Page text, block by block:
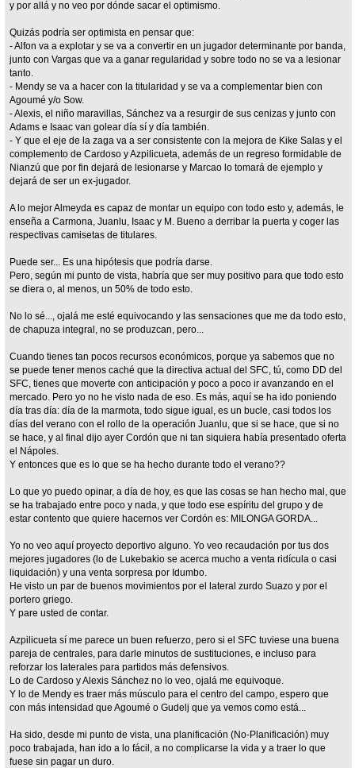
y por allá y no veo por dónde sacar el optimismo.
Quizás podría ser optimista en pensar que:
- Alfon va a explotar y se va a convertir en un jugador determinante por banda,
junto con Vargas que va a ganar regularidad y sobre todo no se va a lesionar
tanto.
- Mendy se va a hacer con la titularidad y se va a complementar bien con
Agoumé y/o Sow.
- Alexis, el niño maravillas, Sánchez va a resurgir de sus cenizas y junto con
Adams e Isaac van golear día sí y día también.
- Y que el eje de la zaga va a ser consistente con la mejora de Kike Salas y el
complemento de Cardoso y Azpilicueta, además de un regreso formidable de
Nianzú que por fin dejará de lesionarse y Marcao lo tomará de ejemplo y
dejará de ser un ex-jugador.
A lo mejor Almeyda es capaz de montar un equipo con todo esto y, además, le
enseña a Carmona, Juanlu, Isaac y M. Bueno a derribar la puerta y coger las
respectivas camisetas de titulares.
Puede ser... Es una hipótesis que podría darse.
Pero, según mi punto de vista, habría que ser muy positivo para que todo esto
se diera o, al menos, un 50% de todo esto.
No lo sé..., ojalá me esté equivocando y las sensaciones que me da todo esto,
de chapuza integral, no se produzcan, pero...
Cuando tienes tan pocos recursos económicos, porque ya sabemos que no
se puede tener menos caché que la directiva actual del SFC, tú, como DD del
SFC, tienes que moverte con anticipación y poco a poco ir avanzando en el
mercado. Pero yo no he visto nada de eso. Es más, aquí se ha ido poniendo
día tras día: día de la marmota, todo sigue igual, es un bucle, casi todos los
días del verano con el rollo de la operación Juanlu, que si se hace, que si no
se hace, y al final dijo ayer Cordón que ni tan siquiera había presentado oferta
el Nápoles.
Y entonces que es lo que se ha hecho durante todo el verano??
Lo que yo puedo opinar, a día de hoy, es que las cosas se han hecho mal, que
se ha trabajado entre poco y nada, y que todo ese espíritu del grupo y de
estar contento que quiere hacernos ver Cordón es: MILONGA GORDA...
Yo no veo aquí proyecto deportivo alguno. Yo veo recaudación por tus dos
mejores jugadores (lo de Lukebakio se acerca mucho a venta ridícula o casi
liquidación) y una venta sorpresa por Idumbo.
He visto un par de buenos movimientos por el lateral zurdo Suazo y por el
portero griego.
Y pare usted de contar.
Azpilicueta sí me parece un buen refuerzo, pero si el SFC tuviese una buena
pareja de centrales, para darle minutos de sustituciones, e incluso para
reforzar los laterales para partidos más defensivos.
Lo de Cardoso y Alexis Sánchez no lo veo, ojalá me equivoque.
Y lo de Mendy es traer más músculo para el centro del campo, espero que
con más intensidad que Agoumé o Gudelj que ya vemos como está...
Ha sido, desde mi punto de vista, una planificación (No-Planificación) muy
poco trabajada, han ido a lo fácil, a no complicarse la vida y a traer lo que
fuese sin pagar un duro.